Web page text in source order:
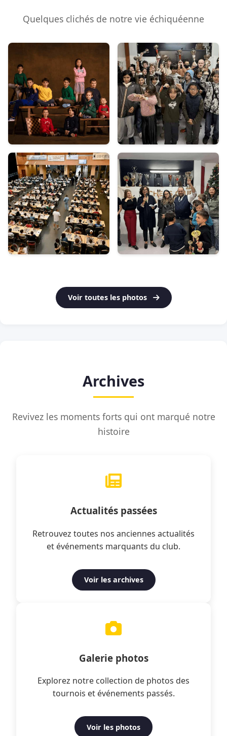
Quelques clichés de notre vie échiquéenne
Voir toutes les photos
Archives
Revivez les moments forts qui ont marqué notre
histoire
Actualités passées
Retrouvez toutes nos anciennes actualités
et événements marquants du club.
Voir les archives
Galerie photos
Explorez notre collection de photos des
tournois et événements passés.
Voir les photos